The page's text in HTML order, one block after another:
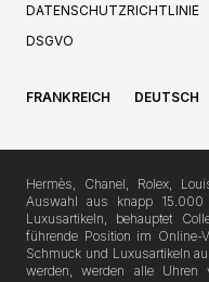
DATENSCHUTZRICHTLINIE
DSGVO
FRANKREICH DEUTSCH
Hermès, Chanel, Rolex,
Auswahl aus knapp 15.000
Luxusartikeln, behauptet
führende Position im Online-
Schmuck und Luxusartikeln
werden, werden alle Uhren